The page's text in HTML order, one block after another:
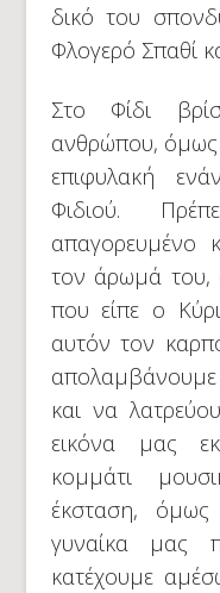
δικό του
Φλογερό Σπαθί
Στο Φίδι
ανθρώπου, όμως
επιφυλακή
Φιδιού.
απαγορευμένο
τον άρωμά του,
που είπε ο
αυτόν τον
και να
εικόνα μας
κομμάτι
έκσταση,
γυναίκα μας
κατέχουμε